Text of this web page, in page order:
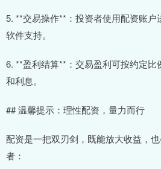
5. **交易操作**：投资者使用配资账
软件支持。
6. **盈利结算**：交易盈利可按约定比
和利息。
## 温馨提示：理性配资，量力而行
配资是一把双刃剑，既能放大收益，
者：